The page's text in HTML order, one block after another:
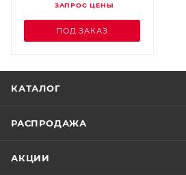
ЗАПРОС ЦЕНЫ
ПОД ЗАКАЗ
КАТАЛОГ
РАСПРОДАЖА
АКЦИИ